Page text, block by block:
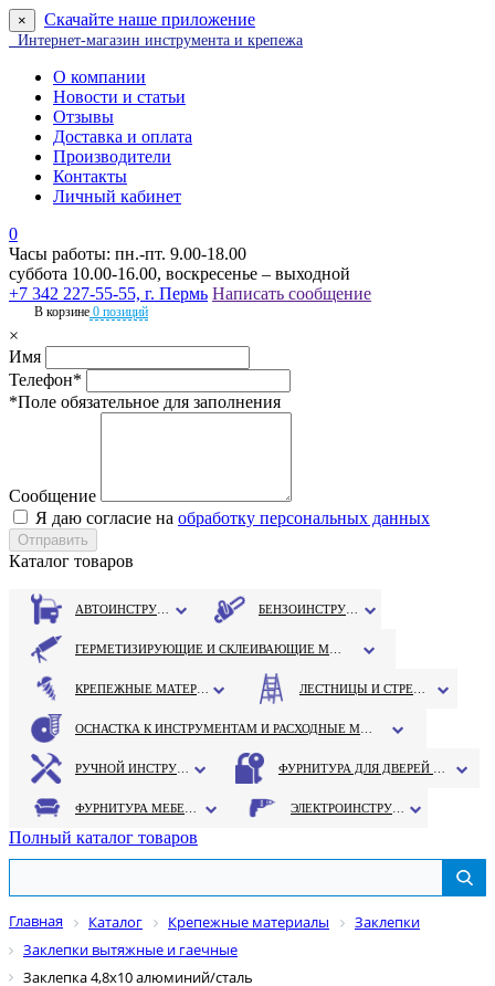
× Скачайте наше приложение
Интернет-магазин инструмента и крепежа
О компании
Новости и статьи
Отзывы
Доставка и оплата
Производители
Контакты
Личный кабинет
0
Часы работы: пн.-пт. 9.00-18.00
суббота 10.00-16.00, воскресенье – выходной
+7 342 227-55-55, г. Пермь Написать сообщение
В корзине 0 позиций
×
Имя
Телефон*
*Поле обязательное для заполнения
Сообщение
Я даю согласие на обработку персональных данных
Каталог товаров
Полный каталог товаров
Главная Каталог Крепежные материалы
Заклепки
Заклепки вытяжные и гаечные
Заклепка 4,8х10 алюминий/сталь